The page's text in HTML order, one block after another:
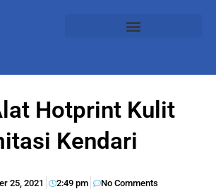
Hotprint Kulit
Kendari
25, 2021 2:49 pm No Comments